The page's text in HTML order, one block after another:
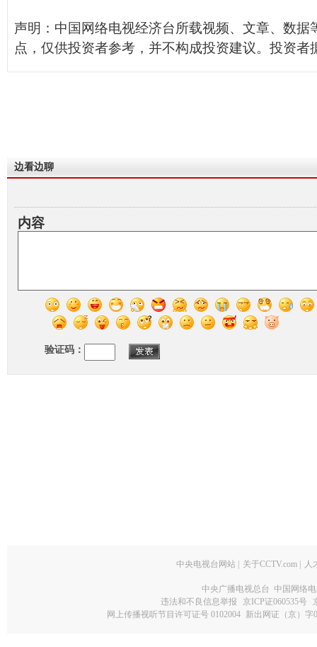
声明：中国网络电视经济台所载视频、文章、数据
点，仅供投资者参考，并不构成投资建议。投资者
边看边聊
内容
验证码：
中央电视台网站 关于CCTV.com 人
中央广播电视总台 中国网络
违法和不良信息举报
京ICP证060535号
网上传播视听节目许可证号 0102004 新出网证（京）